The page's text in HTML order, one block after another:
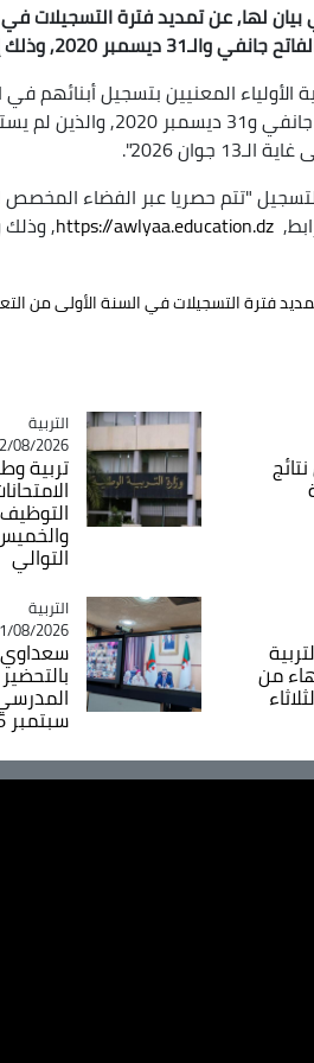
بيان لها, عن تمديد فترة التسجيلات
إلى غاية الـ13 جوان القادم.
الأولياء المعنيين بتسجيل أبنائهم
الدراسية 2026-2027, المولودين بين
2026".
"تتم حصريا عبر الفضاء المخصص
https://awlyaa.education.dz
,
فترة التسجيلات في السنة الأولى من
Catégorie
التربية
2026 - 11:29
تربية
التوالي
من
Catégorie
التربية
2026 - 12:03
سعداوي:
سبتمبر 2026